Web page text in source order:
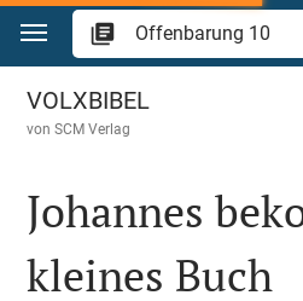
Zum Inhalt springen
Offenbarung 10
VOLXBIBEL
vonSCM Verlag
Johannes
kleines Buch